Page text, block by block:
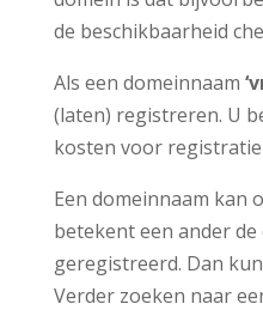
de beschikbaarheid
Als een domeinnaam
(laten) registreren. U
kosten voor
Een domeinnaam kan
betekent een ander
geregistreerd. Dan
Verder zoeken naar